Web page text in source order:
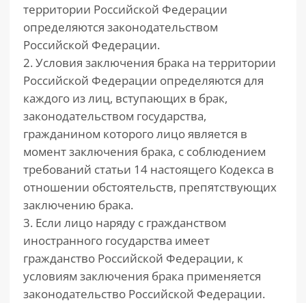
территории Российской Федерации
определяются законодательством
Российской Федерации.
2. Условия заключения брака на территории
Российской Федерации определяются для
каждого из лиц, вступающих в брак,
законодательством государства,
гражданином которого лицо является в
момент заключения брака, с соблюдением
требований статьи 14 настоящего Кодекса в
отношении обстоятельств, препятствующих
заключению брака.
3. Если лицо наряду с гражданством
иностранного государства имеет
гражданство Российской Федерации, к
условиям заключения брака применяется
законодательство Российской Федерации.